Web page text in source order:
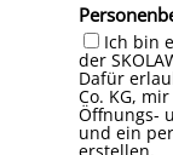
Ich bin
der
Dafür
Co. KG,
Öffnungs-
und ein